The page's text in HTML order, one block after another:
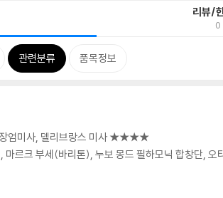
리뷰/
0
관련분류 품목정보
장엄미사, 델리브랑스 미사 ★★★★
르크 부세(바리톤), 누보 몽드 필하모닉 합창단,